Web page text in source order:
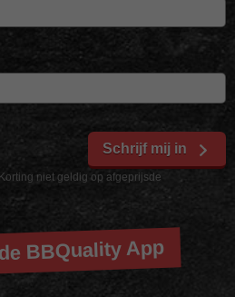
niet geldig op afgeprijsde
Schrijf mij in
BBQuality App